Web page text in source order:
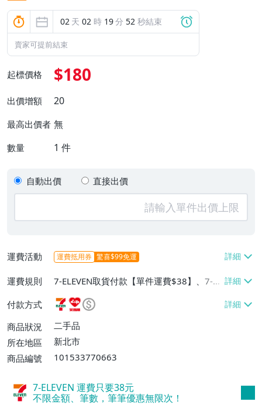
02 天 02 時 19分 51 秒結束
賣家可提前結束
起標價格 $180
出價增額 20
最高出價者 無
數量 1 件
自動出價 直接出價
運費活動 運費抵用券 驚喜$99免運
運費規則
7-ELEVEN取貨付款【單件運費$38】、7-EL
EVEN取貨不付款【單件運費$38】、萊爾富
取貨付款【單件運費$60】
付款方式
商品狀況
二手品
所在地區
新北市
商品編號
101533770663
7-ELEVEN 運費只要38元
不限金額、筆數，筆筆優惠無限次！